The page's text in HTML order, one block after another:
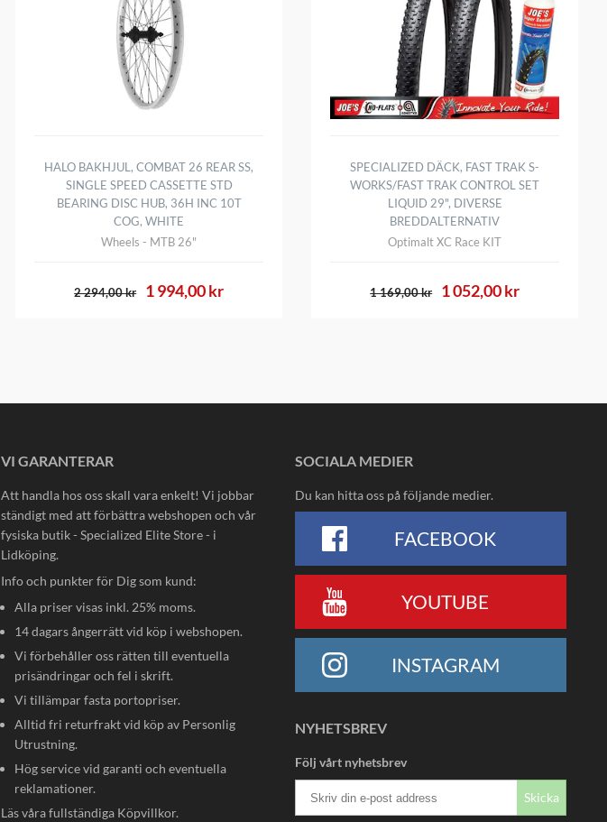
HALO BAKHJUL, COMBAT 26 REAR SS,
SINGLE SPEED CASSETTE STD
BEARING DISC HUB, 36H INC 10T
COG, WHITE
Wheels - MTB 26"
1 994,00 kr
2 294,00 kr
SPECIALIZED DÄCK, FAST TRAK S-
WORKS/FAST TRAK CONTROL SET
LIQUID 29", DIVERSE
BREDDALTERNATIV
Optimalt XC Race KIT
1 052,00 kr
1 169,00 kr
VI GARANTERAR
Att handla hos oss skall vara enkelt! Vi jobbar
ständigt med att förbättra webshopen och vår
fysiska butik - Specialized Elite Store - i
Lidköping.
Info och punkter för Dig som kund:
Alla priser visas inkl. 25% moms.
14 dagars ångerrätt vid köp i webshopen.
Vi förbehåller oss rätten till eventuella
prisändringar och fel i skrift.
Vi tillämpar fasta portopriser.
Alltid fri returfrakt vid köp av Personlig
Utrustning.
Hög service vid garanti och eventuella
reklamationer.
Läs våra fullständiga Köpvillkor.
SOCIALA MEDIER
Du kan hitta oss på följande medier.
FACEBOOK
YOUTUBE
INSTAGRAM
NYHETSBREV
Följ vårt nyhetsbrev
Skicka